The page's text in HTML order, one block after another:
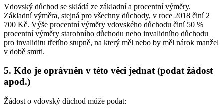
Vdovský důchod se skládá ze základní a procentní výměry.
Základní výměra, stejná pro všechny důchody, v roce 2018 činí 2
700 Kč. Výše procentní výměry vdovského důchodu činí 50 %
procentní výměry starobního důchodu nebo invalidního důchodu
pro invaliditu třetího stupně, na který měl nebo by měl nárok manžel
v době smrti.
5. Kdo je oprávněn v této věci jednat (podat žádost
apod.)
Žádost o vdovský důchod může podat: